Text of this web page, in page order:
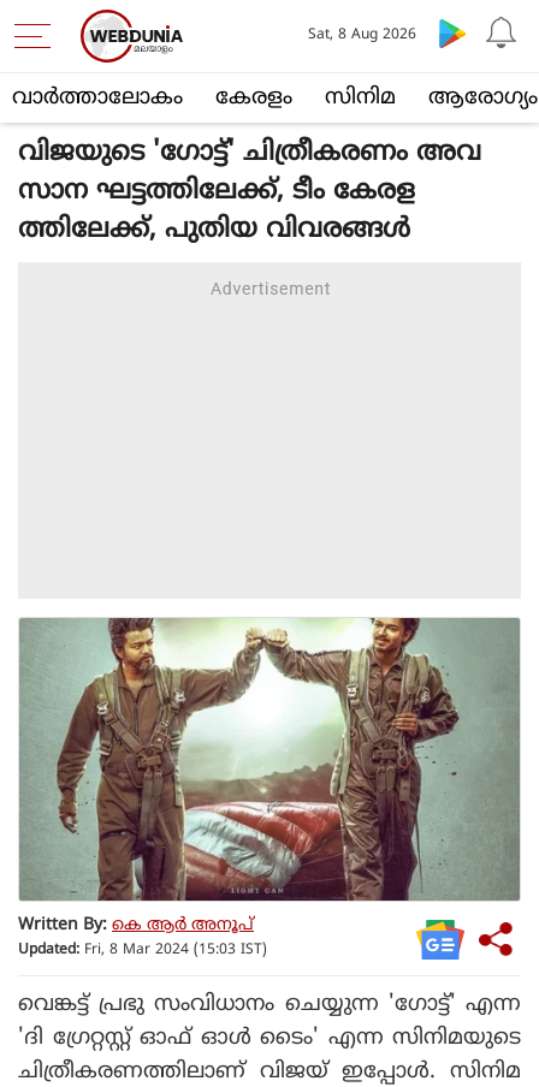
വാര്‍ത്താലോകം കേരളം സിനിമ ആരോഗ്യം
Sat, 8 Aug 2026
വിജയുടെ 'ഗോട്ട്' ചിത്രീകരണം അവ
സാന ഘട്ടത്തിലേക്ക്, ടീം കേരള
ത്തിലേക്ക്, പുതിയ വിവരങ്ങള്‍
Written By: കെ ആര്‍ അനൂപ്
Updated: Fri, 8 Mar 2024 (15:03 IST)
വെങ്കട്ട് പ്രഭു സംവിധാനം ചെയ്യുന്ന 'ഗോട്ട്' എന്ന
'ദി ഗ്രേറ്റസ്റ്റ് ഓഫ് ഓള്‍ ടൈം' എന്ന സിനിമയുടെ
ചിത്രീകരണത്തിലാണ് വിജയ് ഇപ്പോള്‍. സിനിമ